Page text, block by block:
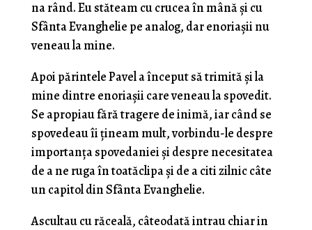
na rând. Eu stăteam cu crucea în mână şi cu
Sfânta Evanghelie pe analog, dar enoriaşii nu
veneau la mine.
Apoi părintele Pavel a început să trimită și la
mine dintre enoriaşii care veneau la spovedit.
Se apro­piau fără tragere de inimă, iar când se
spovedeau îi țineam mult, vorbindu-le despre
importanţa spoveda­niei şi despre necesitatea
de a ne ruga în toatăclipa şi de a citi zilnic câte
un capitol din Sfânta Evanghelie.
Ascultau cu răceală, câteodată intrau chiar in